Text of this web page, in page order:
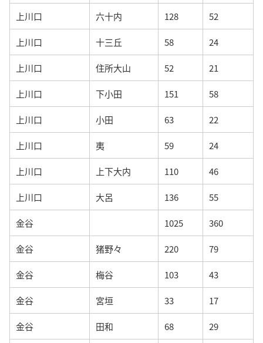
上川口 六十内 128 52
上川口 十三丘 58 24
上川口 住所大山 52 21
上川口 下小田 151 58
上川口 小田 63 22
上川口 夷 59 24
上川口 上下大内 110 46
上川口 大呂 136 55
金谷 1025 360
金谷 猪野々 220 79
金谷 梅谷 103 43
金谷 宮垣 33 17
金谷 田和 68 29